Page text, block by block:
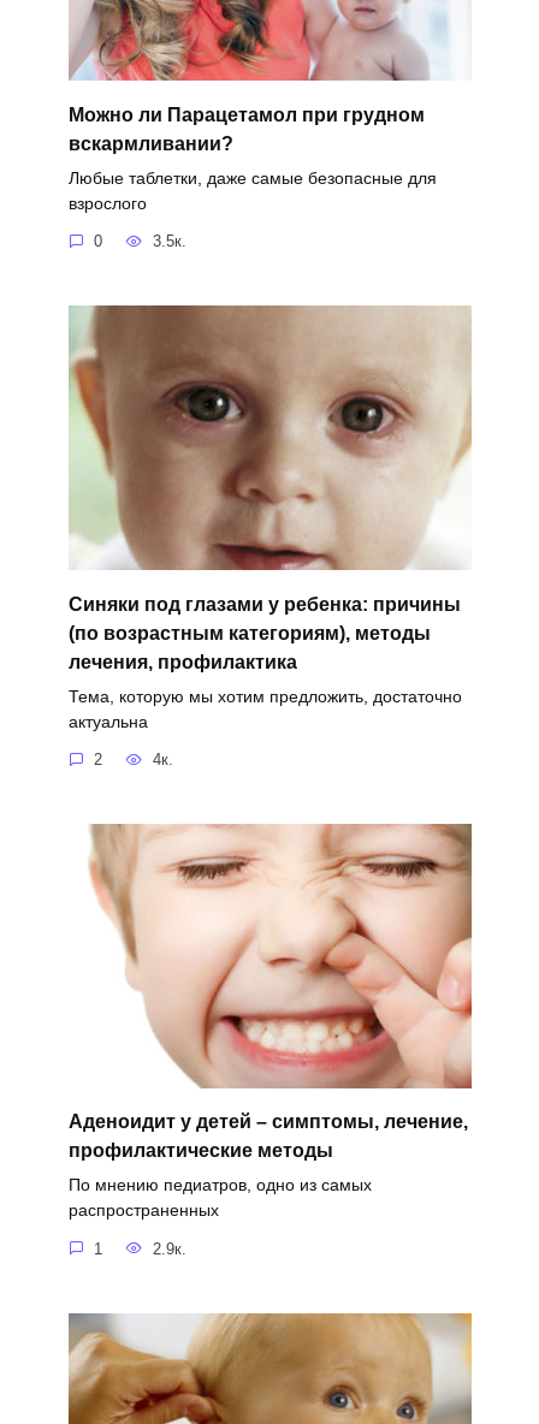
Можно ли Парацетамол при грудном
вскармливании?
Любые таблетки, даже самые безопасные для
взрослого
0 3.5к.
Синяки под глазами у ребенка: причины
(по возрастным категориям), методы
лечения, профилактика
Тема, которую мы хотим предложить, достаточно
актуальна
2 4к.
Аденоидит у детей – симптомы, лечение,
профилактические методы
По мнению педиатров, одно из самых
распространенных
1 2.9к.